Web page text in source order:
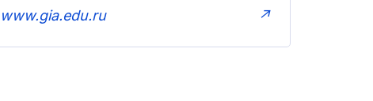
www.gia.edu.ru
↗